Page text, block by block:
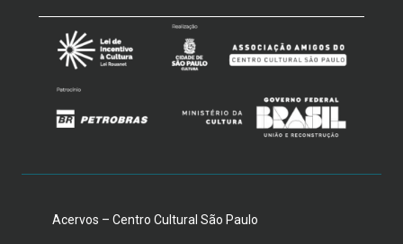
Acervos – Centro Cultural São Paulo